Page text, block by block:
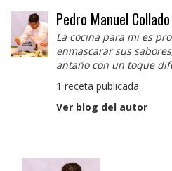
Pedro Manuel
La cocina para mi es
enmascarar sus
antaño con un toque
1 receta publicada
Ver blog del autor